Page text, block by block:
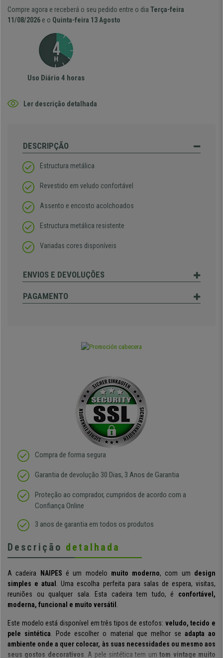
Compre agora e receberá o seu pedido entre o dia Terça-feira
11/08/2026 e o Quinta-feira 13 Agosto
Uso Diário 4 horas
Ler descrição detalhada
DESCRIPÇÃO
Estructura metálica
Revestido em veludo confortável
Assento e encosto acolchoados
Estructura metálica resistente
Variadas cores disponíveis
ENVIOS E DEVOLUÇÕES
PAGAMENTO
Compra de forma segura
Garantia de devolução 30 Dias, 3 Anos de Garantia
Proteção ao comprador, cumpridos de acordo com a
Confiança Online
3 anos de garantia em todos os produtos
Descrição detalhada
A cadeira NAIPES é um modelo muito moderno, com um design
simples e atual . Uma escolha perfeita para salas de espera, visitas,
reuniões ou qualquer sala. Esta cadeira tem tudo, é confortável,
moderna, funcional e muito versátil
Este modelo está disponível em três tipos de estofos: veludo, tecido e
pele sintética . Pode escolher o material que melhor se adapta ao
ambiente onde a quer colocar, às suas necessidades ou mesmo aos
seus gostos decorativos . A pele sintética tem um tom vintage muito